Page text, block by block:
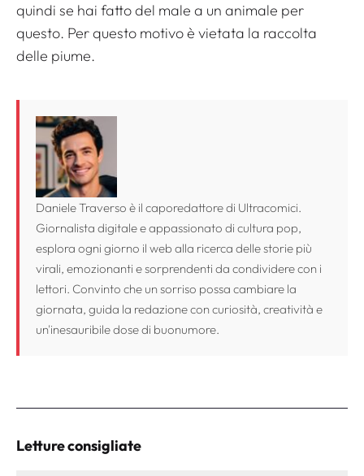
quindi se hai fatto del male a un animale per
questo. Per questo motivo è vietata la raccolta
delle piume.
Daniele Traverso è il caporedattore di Ultracomici.
Giornalista digitale e appassionato di cultura pop,
esplora ogni giorno il web alla ricerca delle storie più
virali, emozionanti e sorprendenti da condividere con i
lettori. Convinto che un sorriso possa cambiare la
giornata, guida la redazione con curiosità, creatività e
un'inesauribile dose di buonumore.
Letture consigliate